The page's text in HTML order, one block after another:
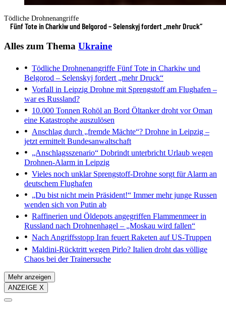
Tödliche Drohnenangriffe
Fünf Tote in Charkiw und Belgorod – Selenskyj fordert „mehr Druck“
Alles zum Thema Ukraine
Tödliche Drohnenangriffe Fünf Tote in Charkiw und
Belgorod – Selenskyj fordert „mehr Druck“
Vorfall in Leipzig Drohne mit Sprengstoff am Flughafen –
war es Russland?
10.000 Tonnen Rohöl an Bord Öltanker droht vor Oman
eine Katastrophe auszulösen
Anschlag durch „fremde Mächte“? Drohne in Leipzig –
jetzt ermittelt Bundesanwaltschaft
„Anschlagsszenario“ Dobrindt unterbricht Urlaub wegen
Drohnen-Alarm in Leipzig
Vieles noch unklarSprengstoff-Drohne sorgt für Alarm an
deutschem Flughafen
„Du bist nicht mein Präsident!“ Immer mehr junge Russen
wenden sich von Putin ab
Raffinerien und Öldepots angegriffen Flammenmeer in
Russland nach Drohnenhagel – „Moskau wird fallen“
Nach Angriffsstopp Iran feuert Raketen auf US-Truppen
Maldini-Rücktritt wegen Pirlo? Italien droht das völlige
Chaos bei der Trainersuche
Mehr anzeigen
ANZEIGE X